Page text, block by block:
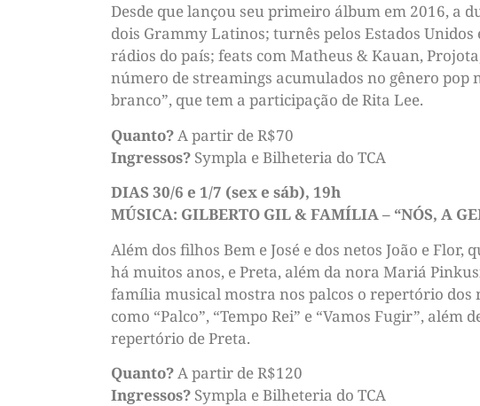
Desde que lançou seu primeiro álbum em 2016, a
dois Grammy Latinos; turnês pelos Estados Unidos
rádios do país; feats com Matheus & Kauan,
número de streamings acumulados no gênero
branco”, que tem a participação de Rita Lee.
Quanto?A partir de R$70
Ingressos? Sympla e Bilheteria do TCA
DIAS 30/6 e 1/7 (sex e sáb), 19h
MÚSICA: GILBERTO GIL & FAMÍLIA – “NÓS, A
Além dos filhos Bem e José e dos netos João e
há muitos anos, e Preta, além da nora Mariá
família musical mostra nos palcos o repertório dos
como “Palco”, “Tempo Rei” e “Vamos Fugir”,
repertório de Preta.
Quanto?A partir de R$120
Ingressos? Sympla e Bilheteria do TCA